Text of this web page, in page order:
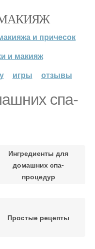
и причесок
и макияж
игры отзывы
спа-
Ингредиенты для
домашних спа-
процедур
Простые рецепты